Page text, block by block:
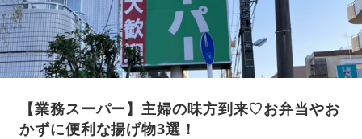
【業務スーパー】主婦の味方到来♡お弁当やお
かずに便利な揚げ物3選！